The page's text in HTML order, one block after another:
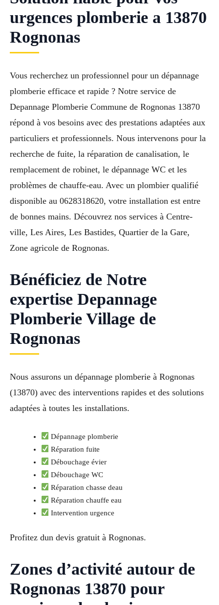
urgences plomberie a 13870
Rognonas
Vous recherchez un professionnel pour un dépannage
plomberie efficace et rapide ? Notre service de
Depannage Plomberie Commune de Rognonas 13870
répond à vos besoins avec des prestations adaptées aux
particuliers et professionnels. Nous intervenons pour la
recherche de fuite, la réparation de canalisation, le
remplacement de robinet, le dépannage WC et les
problèmes de chauffe-eau. Avec un plombier qualifié
disponible au 0628318620, votre installation est entre
de bonnes mains. Découvrez nos services à Centre-
ville, Les Aires, Les Bastides, Quartier de la Gare,
Zone agricole de Rognonas.
Bénéficiez de Notre
expertise Depannage
Plomberie Village de
Rognonas
Nous assurons un dépannage plomberie à Rognonas
(13870) avec des interventions rapides et des solutions
adaptées à toutes les installations.
Dépannage plomberie
Réparation fuite
Débouchage évier
Débouchage WC
Réparation chasse deau
Réparation chauffe eau
Intervention urgence
Profitez dun devis gratuit à Rognonas.
Zones d’activité autour de
Rognonas 13870 pour